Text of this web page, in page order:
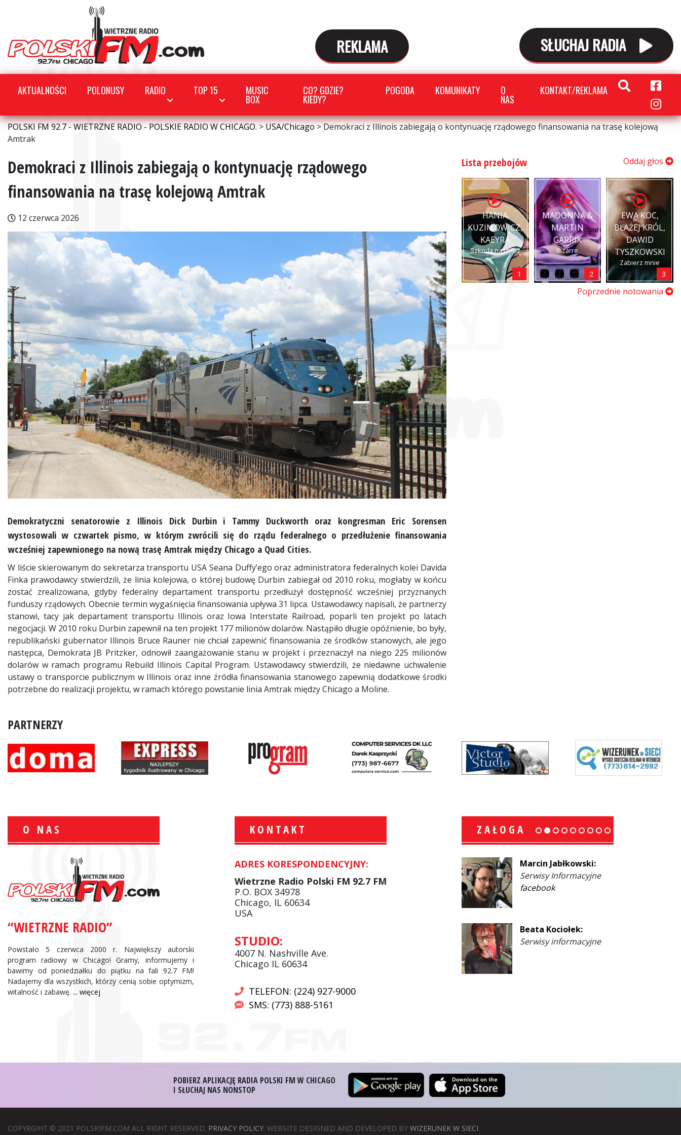
REKLAMA SŁUCHAJ RADIA
AKTUALNOŚCI POLONUSY RADIO TOP 15 MUSIC
BOX
CO? GDZIE?
KIEDY?
POGODA KOMUNIKATY O
NAS
KONTAKT/REKLAMA
POLSKI FM 92.7 - WIETRZNE RADIO - POLSKIE RADIO W CHICAGO.>USA/Chicago>Demokraci z Illinois zabiegają o kontynuację rządowego finansowania na trasę kolejową
Amtrak
Demokraci z Illinois zabiegają o kontynuację rządowego
finansowania na trasę kolejową Amtrak
12 czerwca 2026
Demokratyczni senatorowie z Illinois Dick Durbin i Tammy Duckworth oraz kongresman Eric Sorensen
wystosowali w czwartek pismo, w którym zwrócili się do rządu federalnego o przedłużenie finansowania
wcześniej zapewnionego na nową trasę Amtrak między Chicago a Quad Cities.
W liście skierowanym do sekretarza transportu USA Seana Duffy’ego oraz administratora federalnych kolei Davida
Finka prawodawcy stwierdzili, że linia kolejowa, o której budowę Durbin zabiegał od 2010 roku, mogłaby w końcu
zostać zrealizowana, gdyby federalny departament transportu przedłużył dostępność wcześniej przyznanych
funduszy rządowych. Obecnie termin wygaśnięcia finansowania upływa 31 lipca. Ustawodawcy napisali, że partnerzy
stanowi, tacy jak departament transportu Illinois oraz Iowa Interstate Railroad, poparli ten projekt po latach
negocjacji. W 2010 roku Durbin zapewnił na ten projekt 177 milionów dolarów. Nastąpiło długie opóźnienie, bo były,
republikański gubernator Illinois Bruce Rauner nie chciał zapewnić finansowania ze środków stanowych, ale jego
następca, Demokrata JB Pritzker, odnowił zaangażowanie stanu w projekt i przeznaczył na niego 225 milionów
dolarów w ramach programu Rebuild Illinois Capital Program. Ustawodawcy stwierdzili, że niedawne uchwalenie
ustawy o transporcie publicznym w Illinois oraz inne źródła finansowania stanowego zapewnią dodatkowe środki
potrzebne do realizacji projektu, w ramach którego powstanie linia Amtrak między Chicago a Moline.
Lista przebojów Oddaj głos
HANIA
KUZIMOWICZ,
KAEYRA
Szkoda na to łez
1
MADONNA &
MARTIN
GARRIX
Bizarre
2
EWA KOC,
BŁAŻEJ KRÓL,
DAWID
TYSZKOWSKI
Zabierz mnie
3
Poprzednie notowania
PARTNERZY
O NAS
“WIETRZNE RADIO”
Powstało 5 czerwca 2000 r. Największy autorski
program radiowy w Chicago! Gramy, informujemy i
bawimy od poniedziałku do piątku na fali 92.7 FM!
Nadajemy dla wszystkich, którzy cenią sobie optymizm,
witalność i zabawę. ... więcej
KONTAKT
ADRES KORESPONDENCYJNY:
Wietrzne Radio Polski FM 92.7 FM
P.O. BOX 34978
Chicago, IL 60634
USA
STUDIO:
4007 N. Nashville Ave.
Chicago IL 60634
TELEFON: (224) 927-9000
SMS: (773) 888-5161
ZAŁOGA
Informacje Giełdowe
Krzysztof Wawer:
Komentator
facebook
Marcin Jabłkowski:
Serwisy Informacyjne
facebook
Beata Kociołek:
Serwisy informacyjne
POBIERZ APLIKACJĘ RADIA POLSKI FM W CHICAGO
I SŁUCHAJ NAS NONSTOP
COPYRGIHT © 2021 POLSKIFM.COM ALL RIGHT RESERVED. PRIVACY POLICY. WEBSITE DESIGNED AND DEVELOPED BY WIZERUNEK W SIECI.